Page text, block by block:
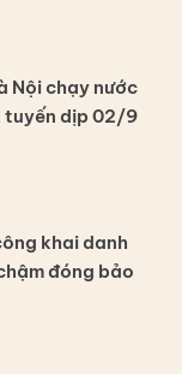
Nội chạy nước
tuyến dịp 02/9
khai danh
đóng bảo